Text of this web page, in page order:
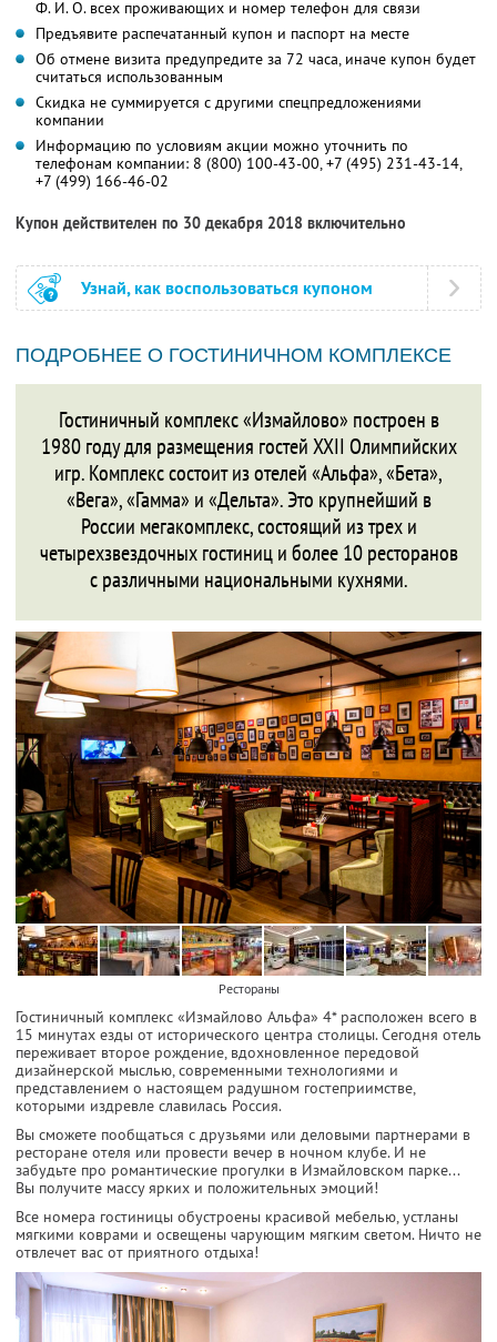
Ф. И. О.всех проживающих и номер телефон для связи
Предъявите распечатанный купон и паспорт на месте
Об отмене визита предупредите за 72 часа, иначе купон будет
считаться использованным
Скидка не суммируется с другими спецпредложениями
компании
Информацию по условиям акции можно уточнить по
телефонам компании: 8 (800) 100-43-00, +7 (495) 231-43-14,
+7 (499) 166-46-02
Купон действителен по 30 декабря 2018 включительно
Узнай, как воспользоваться купоном
ПОДРОБНЕЕ О ГОСТИНИЧНОМ КОМПЛЕКСЕ
Гостиничный комплекс «Измайлово» построен в
1980 году для размещения гостей XXII Олимпийских
игр. Комплекс состоит из отелей «Альфа», «Бета»,
«Вега», «Гамма» и «Дельта». Это крупнейший в
России мегакомплекс, состоящий из трех и
четырехзвездочных гостиниц и более 10 ресторанов
с различными национальными кухнями.
Рестораны
Гостиничный комплекс «Измайлово Альфа» 4* расположен всего в
15 минутах езды от исторического центра столицы. Сегодня отель
переживает второе рождение, вдохновленное передовой
дизайнерской мыслью, современными технологиями и
представлением о настоящем радушном гостеприимстве,
которыми издревле славилась Россия.
Вы сможете пообщаться с друзьями или деловыми партнерами в
ресторане отеля или провести вечер в ночном клубе. И не
забудьте про романтические прогулки в Измайловском парке...
Вы получите массу ярких и положительных эмоций!
Все номера гостиницы обустроены красивой мебелью, устланы
мягкими коврами и освещены чарующим мягким светом. Ничто не
отвлечет вас от приятного отдыха!